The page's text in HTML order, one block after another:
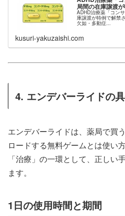
局間の在庫譲渡
ADHD治療薬「コン
庫譲渡が特例で解禁
欠如・多動症...
kusuri-yakuzaishi.com
4. エンデバーライドの
エンデバーライドは、薬局で買
ロードする無料ゲームとは使い
「治療」の一環として、正しい
ます。
1日の使用時間と期間